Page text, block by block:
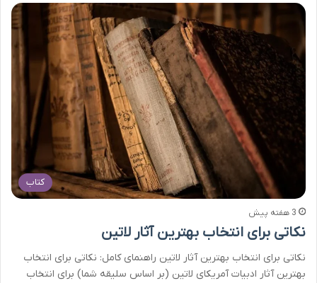
کتاب
3 هفته پیش
نکاتی برای انتخاب بهترین آثار لاتین
نکاتی برای انتخاب بهترین آثار لاتین راهنمای کامل: نکاتی برای انتخاب
بهترین آثار ادبیات آمریکای لاتین (بر اساس سلیقه شما) برای انتخاب